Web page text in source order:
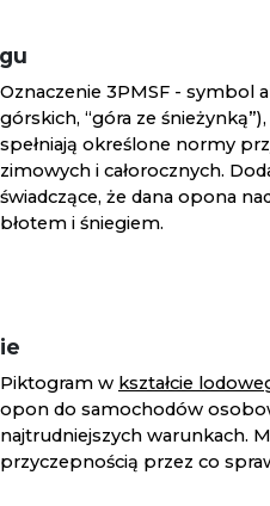
Oznaczenie 3PMSF - symbol
górskich, “góra ze
spełniają określone normy
zimowych i całorocznych.
świadczące, że dana opona
błotem i śniegiem.
Piktogram w kształcie
opon do samochodów
najtrudniejszych warunkach.
przyczepnością przez co